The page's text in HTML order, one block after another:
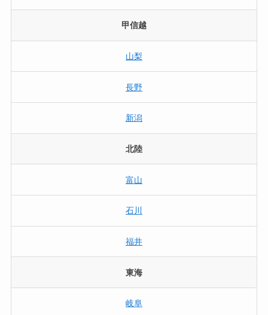
甲信越
山梨
長野
新潟
北陸
富山
石川
福井
東海
岐阜